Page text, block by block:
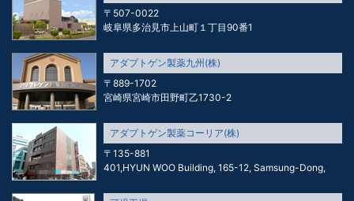
〒507-0022
岐阜県多治見市上山町１丁目90番1
アダプトゲン製薬九州(株)
〒889-1702
宮崎県宮崎市田野町乙1730-2
アダプトゲン製薬コーリア(株)
〒135-881
401,HYUN WOO Building, 165-12, Samsung-Dong,